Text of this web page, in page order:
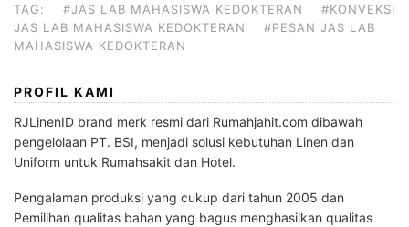
TAG: #JAS LAB MAHASISWA KEDOKTERAN
#KONVEKSI
JAS LAB MAHASISWA KEDOKTERAN
#PESAN JAS LAB
MAHASISWA KEDOKTERAN
PROFIL KAMI
RJLinenID brand merk resmi dari Rumahjahit.com dibawah
pengelolaan PT. BSI, menjadi solusi kebutuhan Linen dan
Uniform untuk Rumahsakit dan Hotel.
Pengalaman produksi yang cukup dari tahun 2005 dan
Pemilihan qualitas bahan yang bagus menghasilkan qualitas